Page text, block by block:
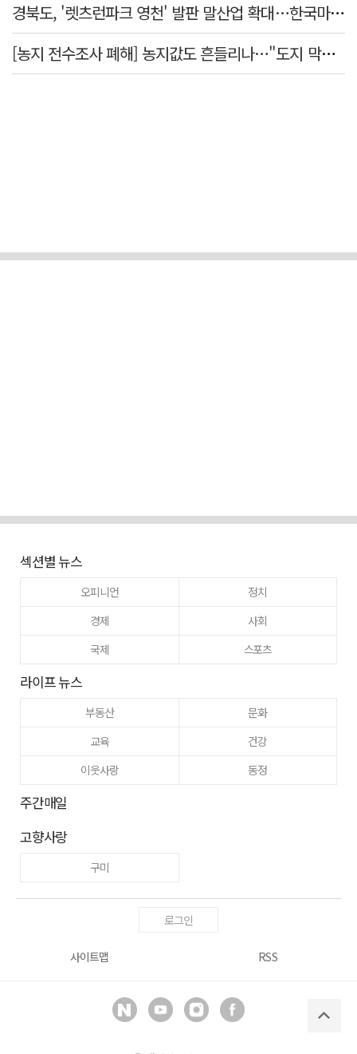
경북도, '렛츠런파크 영천' 발판 말산업 확대…한국마사회 유치도 총력
[농지 전수조사 폐해] 농지값도 흔들리나…"도지 막히면 헐값 매물 나올 수도"
섹션별 뉴스
오피니언
정치
경제
사회
국제
스포츠
라이프 뉴스
부동산
문화
교육
건강
이웃사랑
동정
주간매일
고향사랑
구미
로그인
사이트맵 RSS